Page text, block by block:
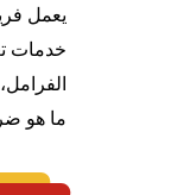
يعمل
خدمات
ما هو